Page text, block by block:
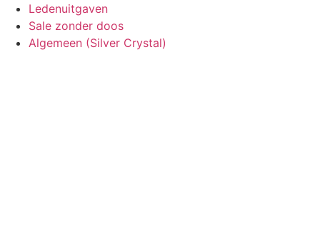
Ledenuitgaven
Sale zonder doos
Algemeen (Silver Crystal)